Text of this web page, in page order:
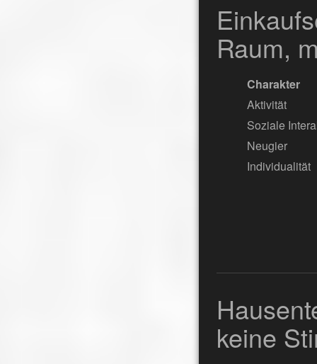
Raum,
Charakter
Aktivität
Soziale
Neugier
Individualität
keine